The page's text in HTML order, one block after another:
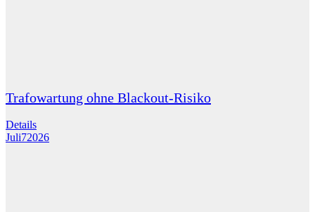
Trafowartung ohne Blackout-Risiko
Details
Juli72026